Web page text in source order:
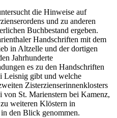
die Hinweise auf
und zu anderen
Buchbestand ergeben.
Handschriften mit dem
in Altzelle und der dortigen
Jahrhunderte
es zu den Handschriften
Leisnig gibt und welche
Zisterzienserinnenklosters
von St. Marienstern bei Kamenz,
weiteren Klöstern in
den Blick genommen.